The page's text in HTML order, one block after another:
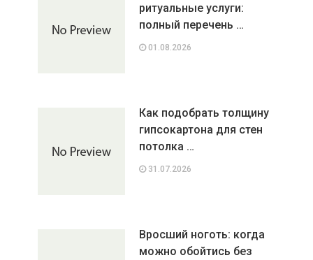
ритуальные услуги:
полный перечень …
01.08.2026
Как подобрать толщину
гипсокартона для стен
потолка …
31.07.2026
Вросший ноготь: когда
можно обойтись без